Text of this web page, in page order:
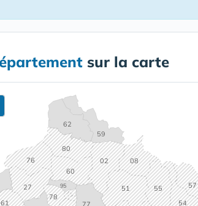
sur la carte
78
95
27
61
76 02
59
60
62
80
08
51
54
55 57